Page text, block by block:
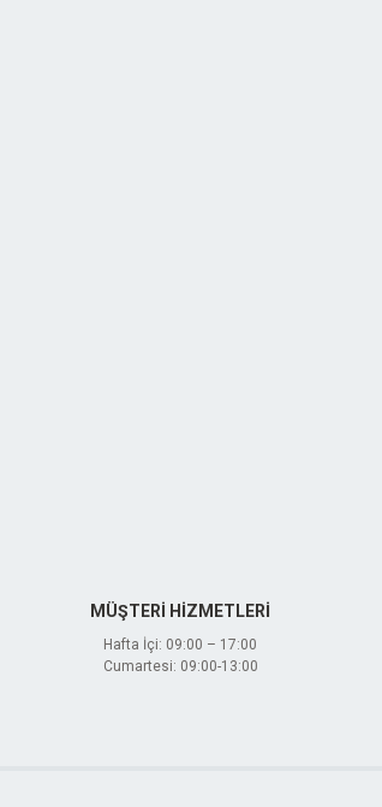
MÜŞTERİ HİZMETLERİ
Hafta İçi: 09:00 – 17:00
Cumartesi: 09:00-13:00